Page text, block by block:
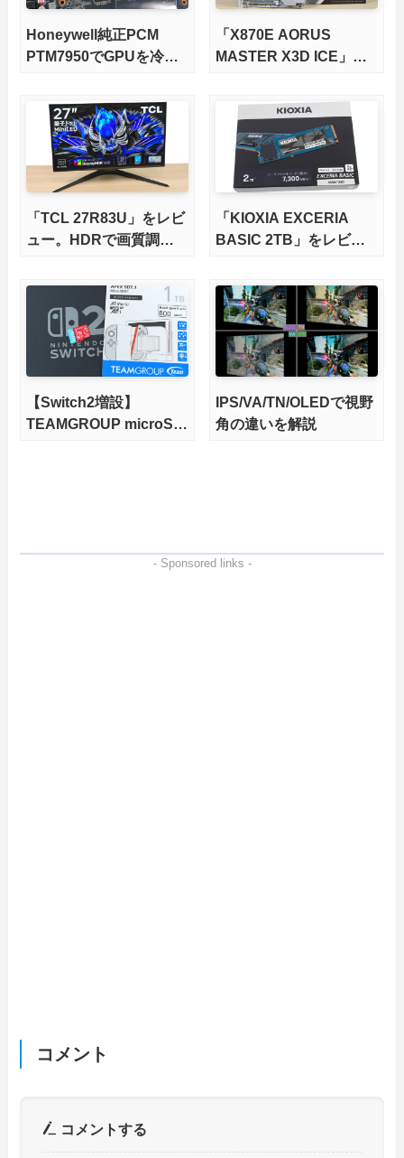
Honeywell純正PCM
PTM7950でGPUを冷や
「X870E AORUS
MASTER X3D ICE」を
さらに高速にする完全版
X870Eマザーボードを徹
底検証
「TCL 27R83U」をレビ
ュー。HDRで画質調整
輝度も発揮！
「KIOXIA EXCERIA
BASIC 2TB」をレビュ
力、高性能、高コスパを
実現！
【Switch2増設】
TEAMGROUP microSD
IPS/VA/TN/OLEDで視野
角の違いを解説
- Sponsored links -
コメント
コメントする